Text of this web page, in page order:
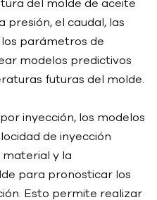
del molde de aceite
presión, el caudal, las
parámetros de
modelos predictivos
futuras del molde.
inyección, los modelos
de inyección
material y la
para pronosticar los
Esto permite realizar